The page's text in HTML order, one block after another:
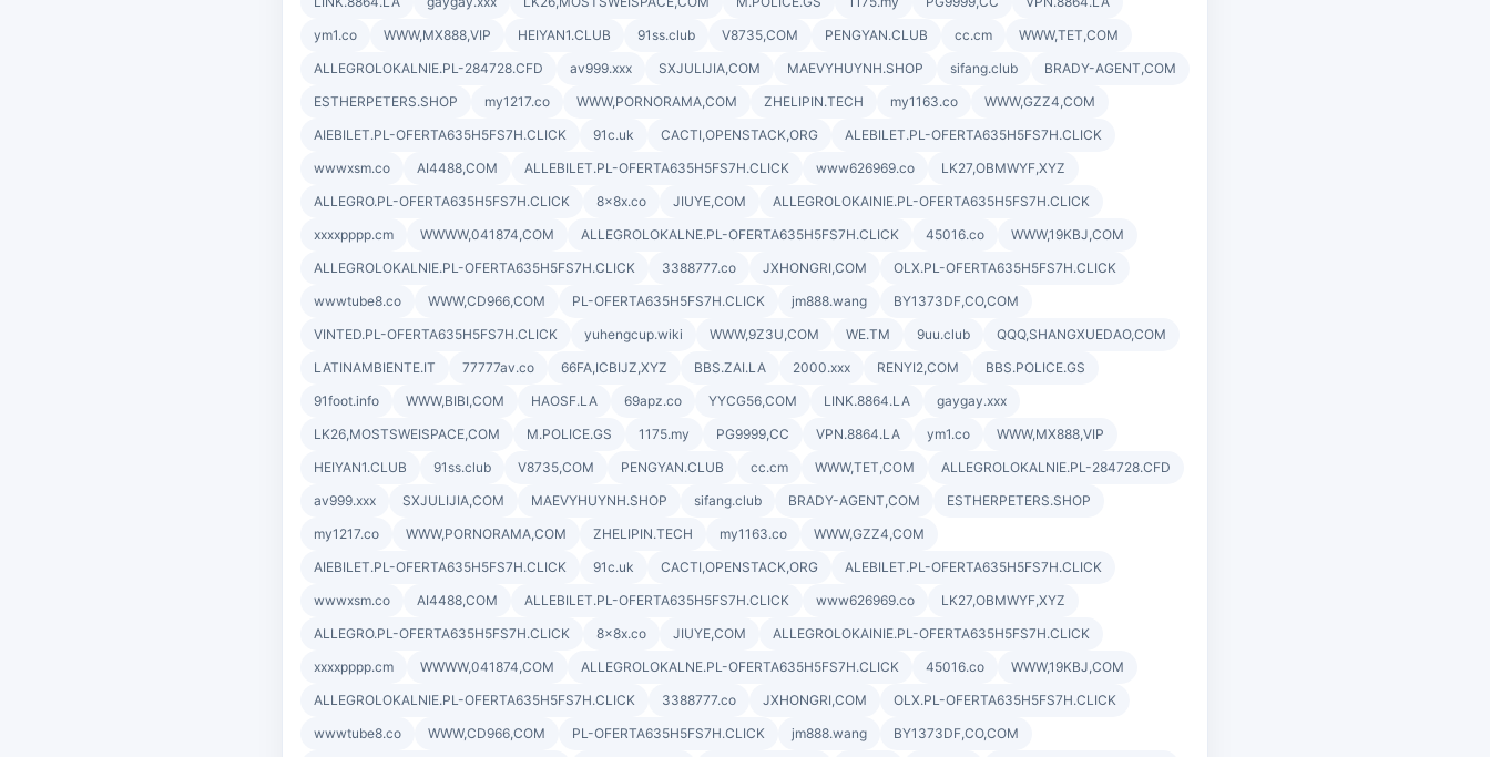
ym1.co
WWW,MX888,VIP HEIYAN1.CLUB 91ss.club V8735,COM PENGYAN.CLUB cc.cm
WWW,TET,COM
ALLEGROLOKALNIE.PL-284728.CFD
av999.xxx SXJULIJIA,COM MAEVYHUYNH.SHOP sifang.club
BRADY-AGENT,COM
ESTHERPETERS.SHOP
my1217.co WWW,PORNORAMA,COM ZHELIPIN.TECH my1163.co
WWW,GZZ4,COM
AIEBILET.PL-OFERTA635H5FS7H.CLICK
91c.uk CACTI,OPENSTACK,ORG
ALEBILET.PL-OFERTA635H5FS7H.CLICK
wwwxsm.co
AI4488,COM ALLEBILET.PL-OFERTA635H5FS7H.CLICK www626969.co
LK27,OBMWYF,XYZ
ALLEGRO.PL-OFERTA635H5FS7H.CLICK
8x8x.co JIUYE,COM
ALLEGROLOKAINIE.PL-OFERTA635H5FS7H.CLICK
xxxxpppp.cm
WWWW,041874,COM ALLEGROLOKALNE.PL-OFERTA635H5FS7H.CLICK 45016.co
WWW,19KBJ,COM
ALLEGROLOKALNIE.PL-OFERTA635H5FS7H.CLICK
3388777.co JXHONGRI,COM
OLX.PL-OFERTA635H5FS7H.CLICK
wwwtube8.co
WWW,CD966,COM PL-OFERTA635H5FS7H.CLICK jm888.wang
BY1373DF,CO,COM
VINTED.PL-OFERTA635H5FS7H.CLICK
yuhengcup.wiki WWW,9Z3U,COM WE.TM 9uu.club
QQQ,SHANGXUEDAO,COM
LATINAMBIENTE.IT
77777av.co 66FA,ICBIJZ,XYZ BBS.ZAI.LA 2000.xxx RENYI2,COM
BBS.POLICE.GS
91foot.info
WWW,BIBI,COM HAOSF.LA 69apz.co YYCG56,COM LINK.8864.LA
gaygay.xxx
LK26,MOSTSWEISPACE,COM
M.POLICE.GS 1175.my PG9999,CC VPN.8864.LA ym1.co
WWW,MX888,VIP
HEIYAN1.CLUB
91ss.club V8735,COM PENGYAN.CLUB cc.cm WWW,TET,COM
ALLEGROLOKALNIE.PL-284728.CFD
av999.xxx
SXJULIJIA,COM MAEVYHUYNH.SHOP sifang.club BRADY-AGENT,COM
ESTHERPETERS.SHOP
my1217.co
WWW,PORNORAMA,COM ZHELIPIN.TECH my1163.co
WWW,GZZ4,COM
AIEBILET.PL-OFERTA635H5FS7H.CLICK
91c.uk CACTI,OPENSTACK,ORG
ALEBILET.PL-OFERTA635H5FS7H.CLICK
wwwxsm.co
AI4488,COM ALLEBILET.PL-OFERTA635H5FS7H.CLICK www626969.co
LK27,OBMWYF,XYZ
ALLEGRO.PL-OFERTA635H5FS7H.CLICK
8x8x.co JIUYE,COM
ALLEGROLOKAINIE.PL-OFERTA635H5FS7H.CLICK
xxxxpppp.cm
WWWW,041874,COM ALLEGROLOKALNE.PL-OFERTA635H5FS7H.CLICK 45016.co
WWW,19KBJ,COM
ALLEGROLOKALNIE.PL-OFERTA635H5FS7H.CLICK
3388777.co JXHONGRI,COM
OLX.PL-OFERTA635H5FS7H.CLICK
wwwtube8.co
WWW,CD966,COM PL-OFERTA635H5FS7H.CLICK jm888.wang
BY1373DF,CO,COM